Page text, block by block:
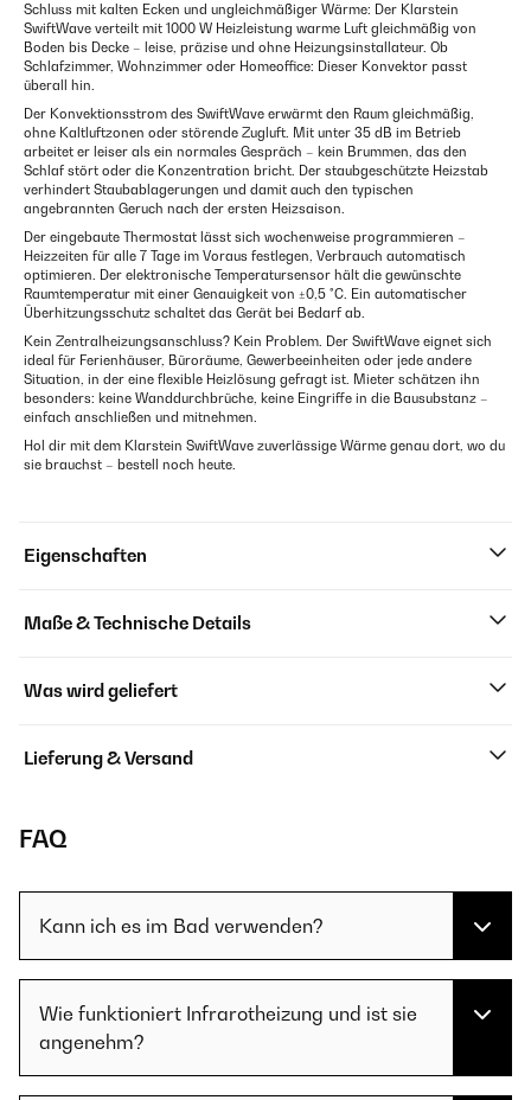
Schluss mit kalten Ecken und ungleichmäßiger Wärme: Der Klarstein
SwiftWave verteilt mit 1000 W Heizleistung warme Luft gleichmäßig von
Boden bis Decke – leise, präzise und ohne Heizungsinstallateur. Ob
Schlafzimmer, Wohnzimmer oder Homeoffice: Dieser Konvektor passt
überall hin.
Der Konvektionsstrom des SwiftWave erwärmt den Raum gleichmäßig,
ohne Kaltluftzonen oder störende Zugluft. Mit unter 35 dB im Betrieb
arbeitet er leiser als ein normales Gespräch – kein Brummen, das den
Schlaf stört oder die Konzentration bricht. Der staubgeschützte Heizstab
verhindert Staubablagerungen und damit auch den typischen
angebrannten Geruch nach der ersten Heizsaison.
Der eingebaute Thermostat lässt sich wochenweise programmieren –
Heizzeiten für alle 7 Tage im Voraus festlegen, Verbrauch automatisch
optimieren. Der elektronische Temperatursensor hält die gewünschte
Raumtemperatur mit einer Genauigkeit von ±0,5 °C. Ein automatischer
Überhitzungsschutz schaltet das Gerät bei Bedarf ab.
Kein Zentralheizungsanschluss? Kein Problem. Der SwiftWave eignet sich
ideal für Ferienhäuser, Büroräume, Gewerbeeinheiten oder jede andere
Situation, in der eine flexible Heizlösung gefragt ist. Mieter schätzen ihn
besonders: keine Wanddurchbrüche, keine Eingriffe in die Bausubstanz –
einfach anschließen und mitnehmen.
Hol dir mit dem Klarstein SwiftWave zuverlässige Wärme genau dort, wo du
sie brauchst – bestell noch heute.
Eigenschaften
Maße & Technische Details
Was wird geliefert
Lieferung & Versand
FAQ
Kann ich es im Bad verwenden?
Wie funktioniert Infrarotheizung und ist sie
angenehm?